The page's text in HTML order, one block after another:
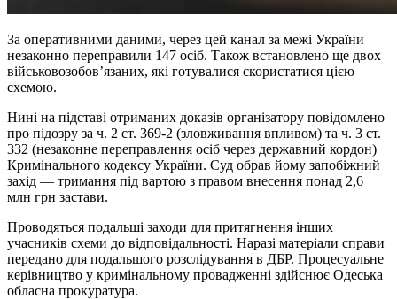
За оперативними даними, через цей канал за межі України
незаконно переправили 147 осіб. Також встановлено ще двох
військовозобов’язаних, які готувалися скористатися цією
схемою.
Нині на підставі отриманих доказів організатору повідомлено
про підозру за ч. 2 ст. 369-2 (зловживання впливом) та ч. 3 ст.
332 (незаконне переправлення осіб через державний кордон)
Кримінального кодексу України. Суд обрав йому запобіжний
захід — тримання під вартою з правом внесення понад 2,6
млн грн застави.
Проводяться подальші заходи для притягнення інших
учасників схеми до відповідальності. Наразі матеріали справи
передано для подальшого розслідування в ДБР. Процесуальне
керівництво у кримінальному провадженні здійснює Одеська
обласна прокуратура.